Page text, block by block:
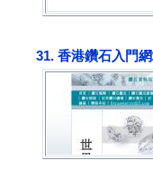
31. 香港鑽石入門